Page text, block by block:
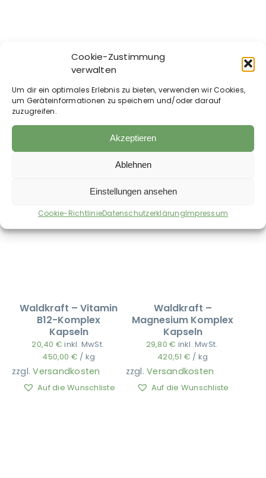
Cookie-Zustimmung
verwalten
Um dir ein optimales Erlebnis zu bieten, verwenden wir Cookies,
um Geräteinformationen zu speichern und/oder darauf
zuzugreifen.
Akzeptieren
Ablehnen
Einstellungen ansehen
Cookie-RichtlinieDatenschutzerklärungImpressum
– Ozonisiertes
Olivenöl
zzgl.
C Komplex Kapseln
14,90€ inkl. MwSt.
zzgl.
Auf die Wunschliste
Waldkraft – Vitamin
B12-Komplex
Kapseln
20,40 € inkl. MwSt.
450,00 € / kg
zzgl.Versandkosten
Auf die Wunschliste
Waldkraft –
Magnesium Komplex
Kapseln
29,80€ inkl. MwSt.
420,51 € / kg
zzgl.Versandkosten
Auf die Wunschliste